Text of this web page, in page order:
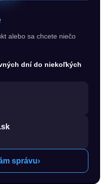
alebo sa chcete niečo
dní do niekoľkých
správu›